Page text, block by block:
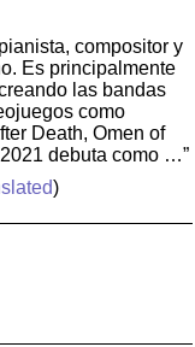
compositor y
Es principalmente
las bandas
como
Death, Omen of
debuta como …”
)